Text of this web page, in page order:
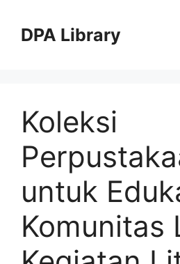
contentDPA Library
Koleksi
untuk
Komunitas